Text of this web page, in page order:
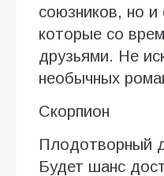
союзников, но
которые со
друзьями. Не
необычных
Скорпион
Плодотворный
Будет шанс